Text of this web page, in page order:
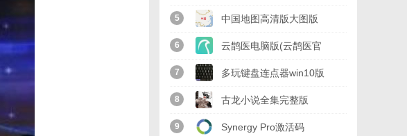
v2018 免费版
版
5 中国地图高清版大图版
免费版
6 云鹊医电脑版(云鹊医官
方PC客户端) v12.3 最
新版
7 多玩键盘连点器win10版
(支持32/64位) v2.4 免
费版
8 古龙小说全集完整版
txt(古龙武侠小说合集)
9 Synergy Pro激活码